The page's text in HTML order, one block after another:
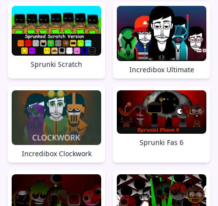
Sprunki Scratch
Incredibox Ultimate
Incredibox Clockwork
Sprunki Fas 6